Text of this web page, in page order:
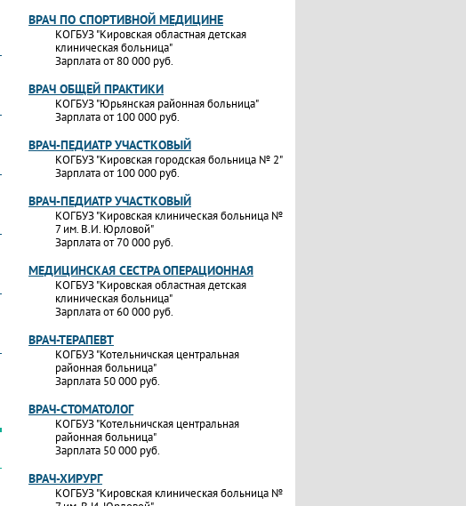
ВРАЧ ПО СПОРТИВНОЙ МЕДИЦИНЕ
КОГБУЗ "Кировская областная детская
клиническая больница"
Зарплата от 80 000 руб.
ВРАЧ ОБЩЕЙ ПРАКТИКИ
КОГБУЗ "Юрьянская районная больница"
Зарплата от 100 000 руб.
ВРАЧ-ПЕДИАТР УЧАСТКОВЫЙ
КОГБУЗ "Кировская городская больница № 2"
Зарплата от 100 000 руб.
ВРАЧ-ПЕДИАТР УЧАСТКОВЫЙ
КОГБУЗ "Кировская клиническая больница №
7 им. В.И. Юрловой"
Зарплата от 70 000 руб.
МЕДИЦИНСКАЯ СЕСТРА ОПЕРАЦИОННАЯ
КОГБУЗ "Кировская областная детская
клиническая больница"
Зарплата от 60 000 руб.
ВРАЧ-ТЕРАПЕВТ
КОГБУЗ "Котельничская центральная
районная больница"
Зарплата 50 000 руб.
ВРАЧ-СТОМАТОЛОГ
КОГБУЗ "Котельничская центральная
районная больница"
Зарплата 50 000 руб.
ВРАЧ-ХИРУРГ
КОГБУЗ "Кировская клиническая больница №